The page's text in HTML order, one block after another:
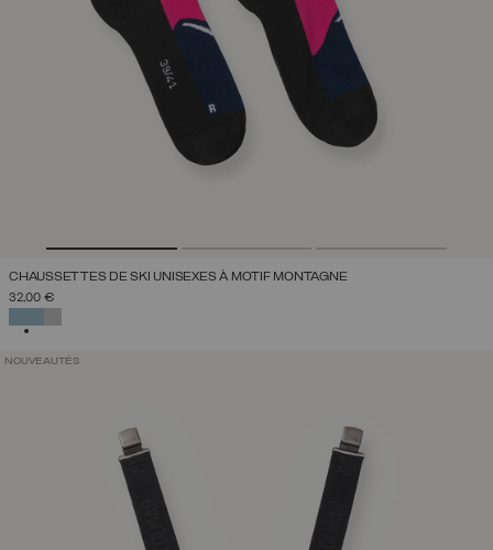
CHAUSSETTES DE SKI UNISEXES À MOTIF MONTAGNE
32,00 €
NOUVEAUTÉS